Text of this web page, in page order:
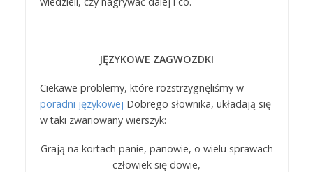
JĘZYKOWE ZAGWOZDKI
Ciekawe problemy, które rozstrzygnęliśmy w
poradni językowej Dobrego słownika, układają się
w taki zwariowany wierszyk:
Grają na kortach panie, panowie, o wielu sprawach
człowiek się dowie,